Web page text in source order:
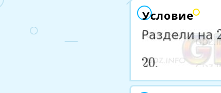
Условие